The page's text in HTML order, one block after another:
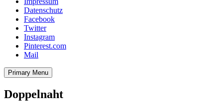
Datenschutz
Facebook
Twitter
Instagram
Pinterest.com
Mail
Primary Menu
Doppelnaht